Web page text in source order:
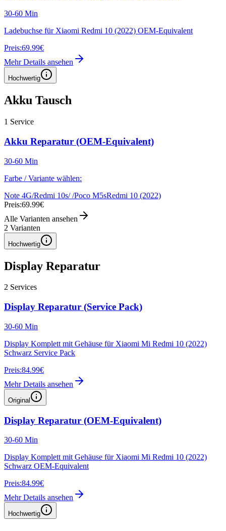
30-60 Min
Ladebuchse für Xiaomi Redmi 10 (2022) OEM-Equivalent
Preis:69.99€
Mehr Details ansehen
Hochwertig
Akku Tausch
1 Service
Akku Reparatur (OEM-Equivalent)
30-60 Min
Farbe / Variante wählen:
Note 4G/Redmi 10s/ /Poco M5sRedmi 10 (2022)
Preis:69.99€
Alle Varianten ansehen
2 Varianten
Hochwertig
Display Reparatur
2 Services
Display Reparatur (Service Pack)
30-60 Min
Display Komplett mit Gehäuse für Xiaomi Mi Redmi 10 (2022)
Schwarz Service Pack
Preis:84.99€
Mehr Details ansehen
Original
Display Reparatur (OEM-Equivalent)
30-60 Min
Display Komplett mit Gehäuse für Xiaomi Mi Redmi 10 (2022)
Schwarz OEM-Equivalent
Preis:84.99€
Mehr Details ansehen
Hochwertig